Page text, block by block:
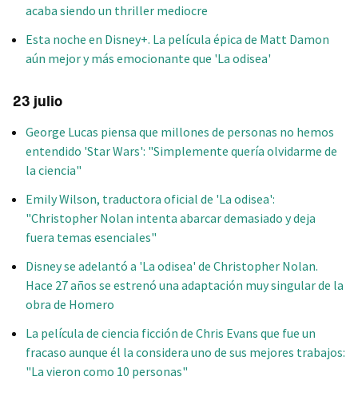
acaba siendo un thriller mediocre
Esta noche en Disney+. La película épica de Matt Damon
aún mejor y más emocionante que 'La odisea'
23 julio
George Lucas piensa que millones de personas no hemos
entendido 'Star Wars': "Simplemente quería olvidarme de
la ciencia"
Emily Wilson, traductora oficial de 'La odisea':
"Christopher Nolan intenta abarcar demasiado y deja
fuera temas esenciales"
Disney se adelantó a 'La odisea' de Christopher Nolan.
Hace 27 años se estrenó una adaptación muy singular de la
obra de Homero
La película de ciencia ficción de Chris Evans que fue un
fracaso aunque él la considera uno de sus mejores trabajos:
"La vieron como 10 personas"